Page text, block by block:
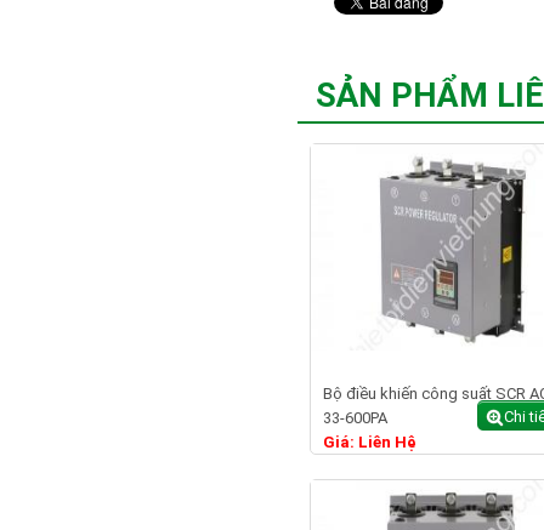
SẢN PHẨM
Bộ điều khiến công suất SCR
33-600PA
Giá: Liên Hệ
Chi